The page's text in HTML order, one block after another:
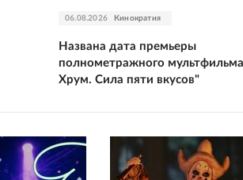
06.08.2026 Кинократия
Названа дата премьеры
полнометражного
Хрум. Сила пяти вкусов"